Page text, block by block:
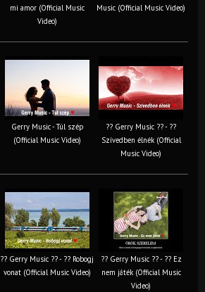
mi amor (Official Music
Video)
Music (Official Music Video)
Gerry Music - Túl szép
(Official Music Video)
?? Gerry Music ?? - ??
Szívedben élnék (Official
Music Video)
?? Gerry Music ?? - ?? Robogj
vonat (Official Music Video)
?? Gerry Music ?? - ?? Ez
nem játék (Official Music
Video)